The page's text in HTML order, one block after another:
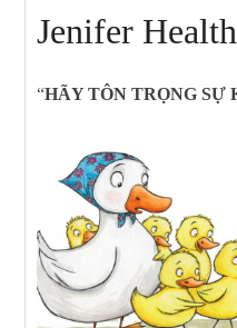
Jenifer Health
“HÃY TÔN TRỌNG SỰ